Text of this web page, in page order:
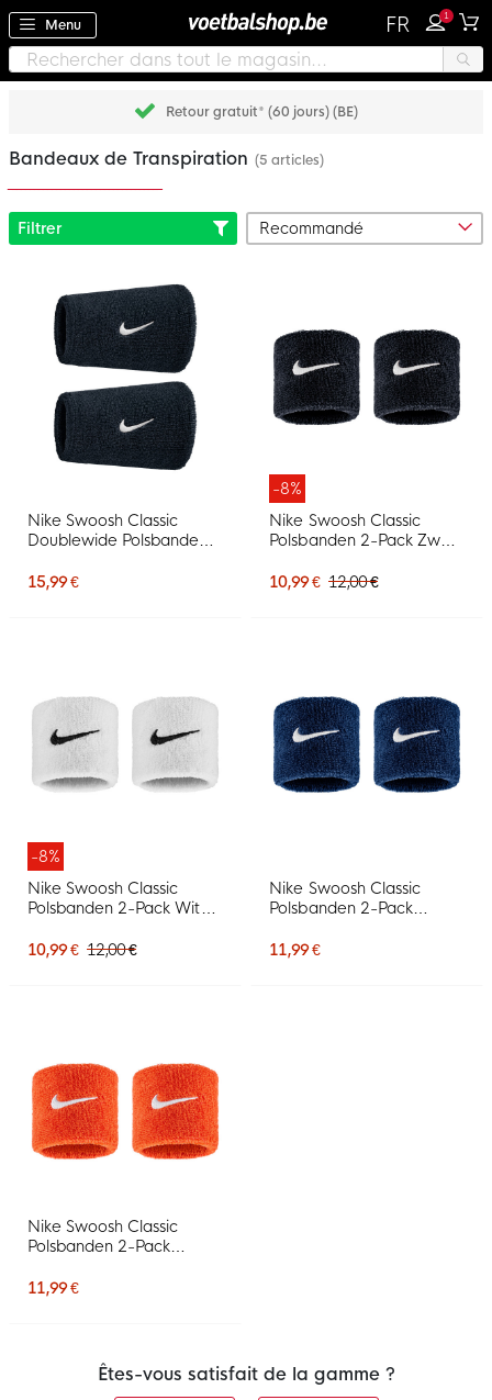
Menu FR 1
Retour gratuit* (60 jours) (BE)
Bandeaux de Transpiration (5 articles)
Filtrer
Nike Swoosh Classic
Doublewide Polsbanden
15,99 €
-8%
Nike Swoosh Classic
Polsbanden 2-Pack Zwart
10,99 € 12,00 €
-8%
Nike Swoosh Classic
Polsbanden 2-Pack Wit
10,99 € 12,00 €
Nike Swoosh Classic
Polsbanden 2-Pack
11,99 €
Nike Swoosh Classic
Polsbanden 2-Pack
11,99 €
Êtes-vous satisfait de la gamme ?